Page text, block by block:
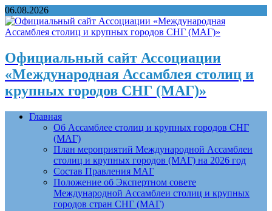
06.08.2026
Официальный сайт Ассоциации
«Международная Ассамблея столиц и
крупных городов СНГ (МАГ)»
Главная
Об Ассамблее столиц и крупных городов СНГ
(МАГ)
План мероприятий Международной Ассамблеи
столиц и крупных городов (МАГ) на 2026 год
Состав Правления МАГ
Положение об Экспертном совете
Международной Ассамблеи столиц и крупных
городов стран СНГ (МАГ)